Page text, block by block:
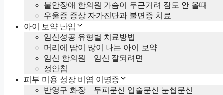
불안장애 한의원 가슴이 두근거려 잠도 안 올때
우울증 증상 자가진단과 불면증 치료
아이 보약 난임
임신성공 유형별 치료방법
머리에 땀이 많이 나는 아이 보약
임신 한의원 – 임신 잘되려면
정안침
피부 미용 성장 비염 이명증
반영구 화장 – 두피문신 입술문신 눈썹문신